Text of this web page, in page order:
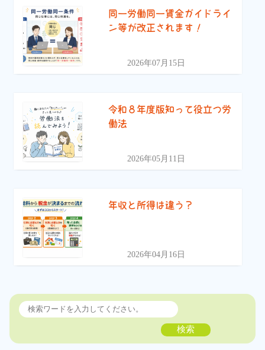
同一労働同一賃金ガイドライ
ン等が改正されます！
2026年07月15日
令和８年度版知って役立つ労
働法
2026年05月11日
年収と所得は違う？
2026年04月16日
検索